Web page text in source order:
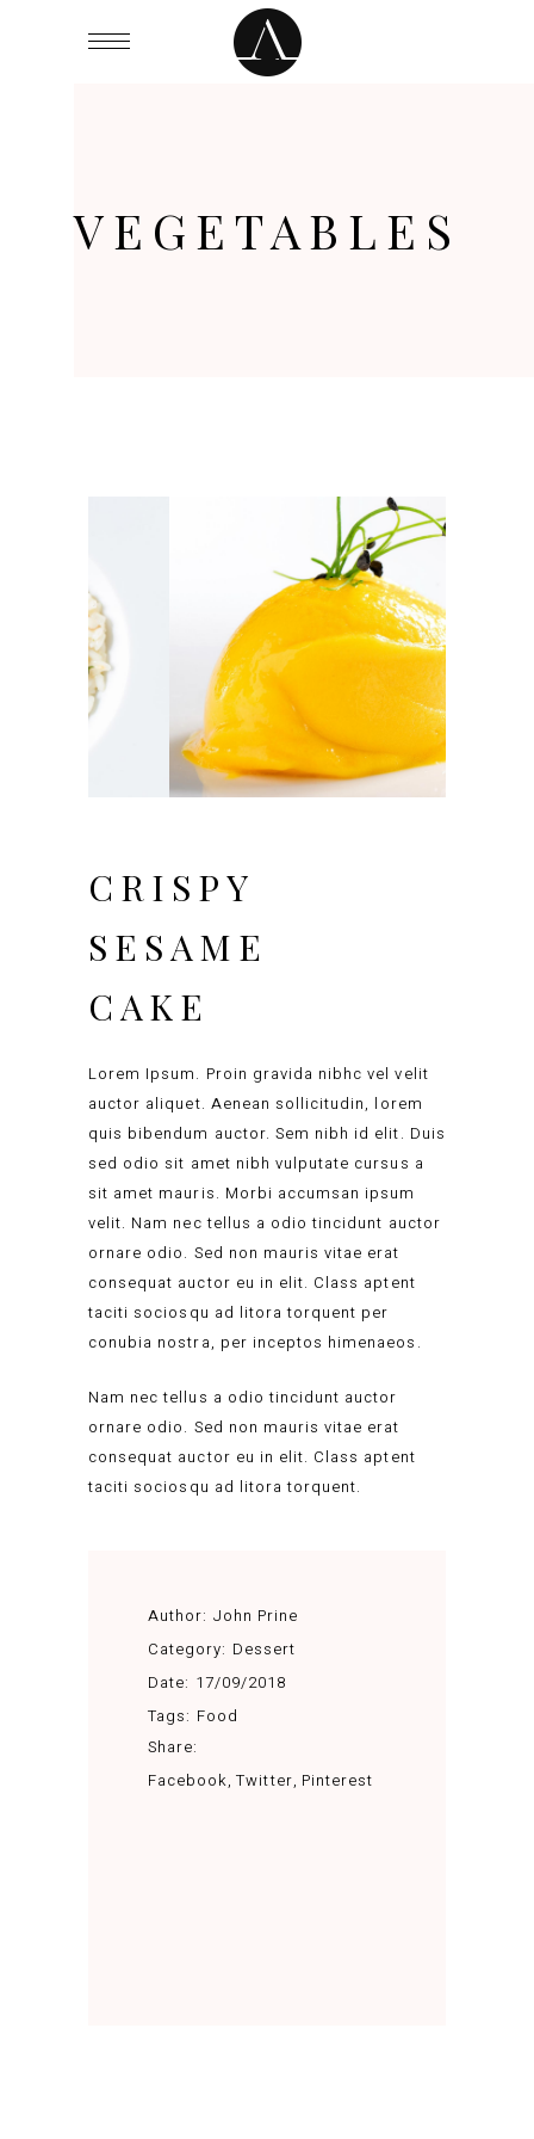
VEGETABLES
CRISPY
SESAME
CAKE
Lorem Ipsum. Proin gravida nibhc vel velit
auctor aliquet. Aenean sollicitudin, lorem
quis bibendum auctor. Sem nibh id elit. Duis
sed odio sit amet nibh vulputate cursus a
sit amet mauris. Morbi accumsan ipsum
velit. Nam nec tellus a odio tincidunt auctor
ornare odio. Sed non mauris vitae erat
consequat auctor eu in elit. Class aptent
taciti sociosqu ad litora torquent per
conubia nostra, per inceptos himenaeos.
Nam nec tellus a odio tincidunt auctor
ornare odio. Sed non mauris vitae erat
consequat auctor eu in elit. Class aptent
taciti sociosqu ad litora torquent.
Author: John Prine
Category: Dessert
Date: 17/09/2018
Tags: Food
Share:
Facebook Twitter Pinterest